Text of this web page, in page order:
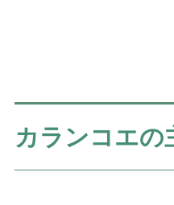
カランコエの